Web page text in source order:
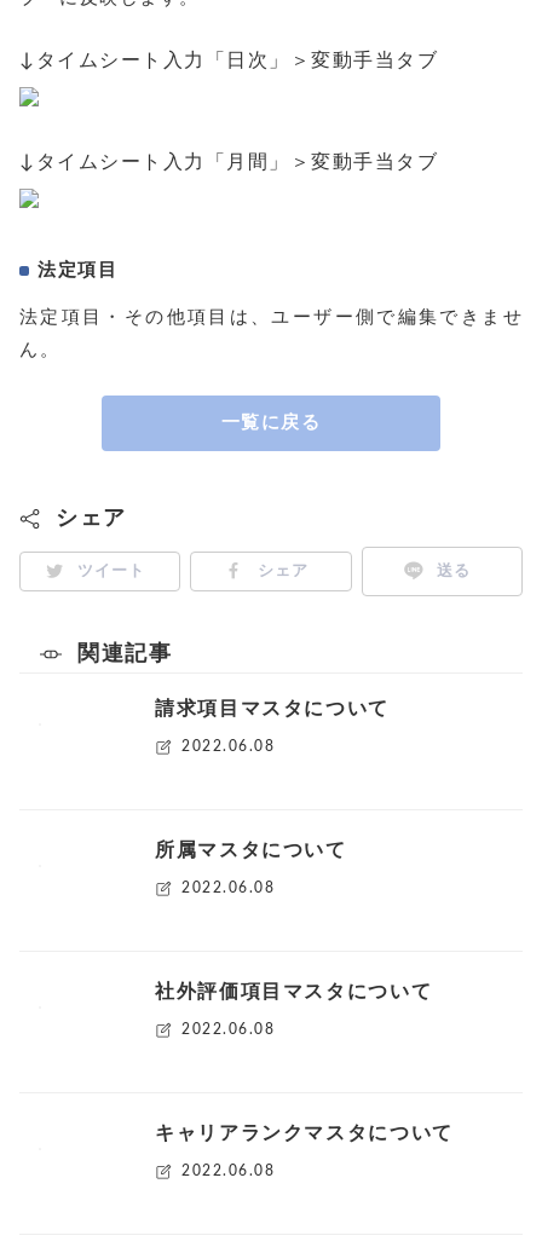
↓タイムシート入力「日次」＞変動手当タブ
↓タイムシート入力「月間」＞変動手当タブ
法定項目
法定項目・その他項目は、ユーザー側で編集できませ
ん。
一覧に戻る
シェア
ツイート シェア 送る
関連記事
請求項目マスタについて
2022.06.08
所属マスタについて
2022.06.08
社外評価項目マスタについて
2022.06.08
キャリアランクマスタについて
2022.06.08